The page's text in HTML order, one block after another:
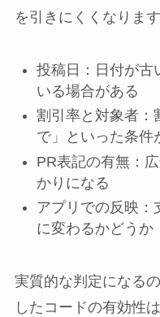
を引きにくくなります
投稿日：日付が古
いる場合がある
割引率と対象者：
で」といった条件
PR表記の有無：
かりになる
アプリでの反映：
に変わるかどうか
実質的な判定になる
したコードの有効性